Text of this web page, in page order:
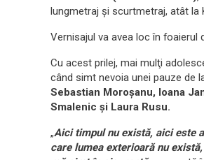
lungmetraj şi scurtmetraj, atât la
Vernisajul va avea loc în foaierul
Cu acest prilej, mai mulţi
când simt nevoia unei pauze de
Sebastian Moroşanu, Ioana
Smalenic şi Laura Rusu.
„Aici timpul nu există, aici este
care lumea exterioară nu